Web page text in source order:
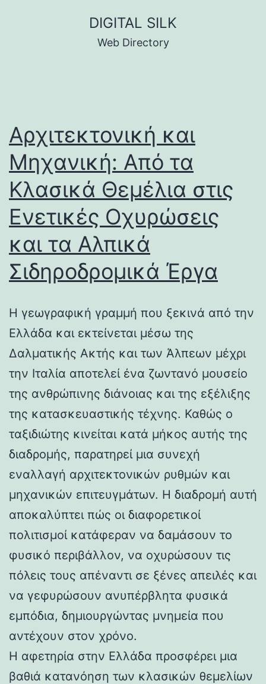
DIGITAL SILK
Web Directory
Αρχιτεκτονική και
Μηχανική: Από τα
Κλασικά Θεμέλια στις
Ενετικές Οχυρώσεις
και τα Αλπικά
Σιδηροδρομικά Έργα
Η γεωγραφική γραμμή που ξεκινά από την
Ελλάδα και εκτείνεται μέσω της
Δαλματικής Ακτής και των Άλπεων μέχρι
την Ιταλία αποτελεί ένα ζωντανό μουσείο
της ανθρώπινης διάνοιας και της εξέλιξης
της κατασκευαστικής τέχνης. Καθώς ο
ταξιδιώτης κινείται κατά μήκος αυτής της
διαδρομής, παρατηρεί μια συνεχή
εναλλαγή αρχιτεκτονικών ρυθμών και
μηχανικών επιτευγμάτων. Η διαδρομή αυτή
αποκαλύπτει πώς οι διαφορετικοί
πολιτισμοί κατάφεραν να δαμάσουν το
φυσικό περιβάλλον, να οχυρώσουν τις
πόλεις τους απέναντι σε ξένες απειλές και
να γεφυρώσουν ανυπέρβλητα φυσικά
εμπόδια, δημιουργώντας μνημεία που
αντέχουν στον χρόνο.
Η αφετηρία στην Ελλάδα προσφέρει μια
βαθιά κατανόηση των κλασικών θεμελίων